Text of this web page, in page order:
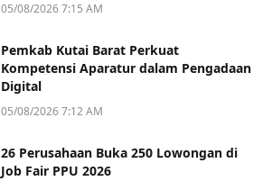
05/08/2026 7:15 AM
Pemkab Kutai Barat Perkuat
Kompetensi Aparatur dalam Pengadaan
Digital
05/08/2026 7:12 AM
26 Perusahaan Buka 250 Lowongan di
Job Fair PPU 2026